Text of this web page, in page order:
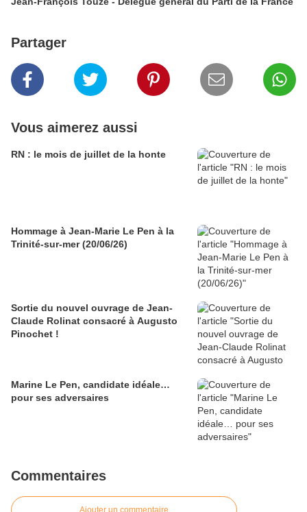
Partager
Vous aimerez aussi
RN : le mois de juillet de la honte
Hommage à Jean-Marie Le Pen à la
Trinité-sur-mer (20/06/26)
Sortie du nouvel ouvrage de Jean-
Claude Rolinat consacré à Augusto
Pinochet !
Marine Le Pen, candidate idéale…
pour ses adversaires
Commentaires
Ajouter un commentaire